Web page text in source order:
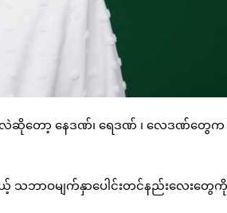
င့်လဲဆိုတော့ နေဒဏ်၊ ရေဒဏ် ၊ လေဒဏ်တွေက
ယ့် သဘာဝမျက်နှာပေါင်းတင်နည်းလေးတွေကို